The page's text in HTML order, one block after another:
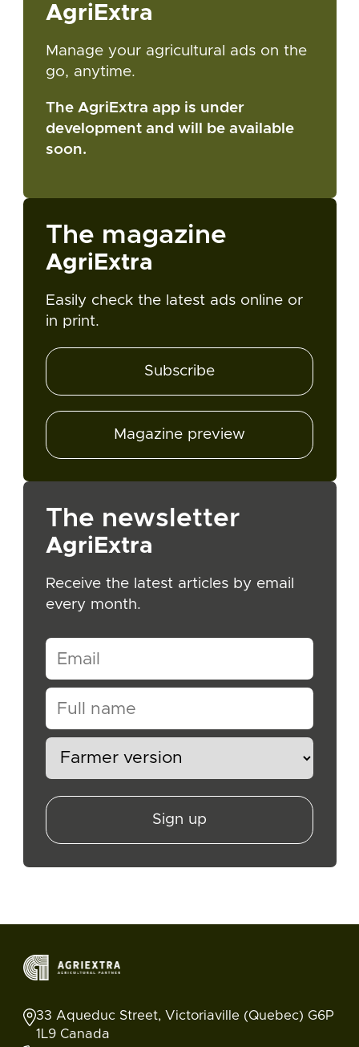
AgriExtra
Manage your agricultural ads on the
go, anytime.
The AgriExtra app is under
development and will be available
soon.
The magazine
AgriExtra
Easily check the latest ads online or
in print.
Subscribe
Magazine preview
The newsletter
AgriExtra
Receive the latest articles by email
every month.
Sign up
33 Aqueduc Street, Victoriaville (Quebec) G6P
1L9 Canada